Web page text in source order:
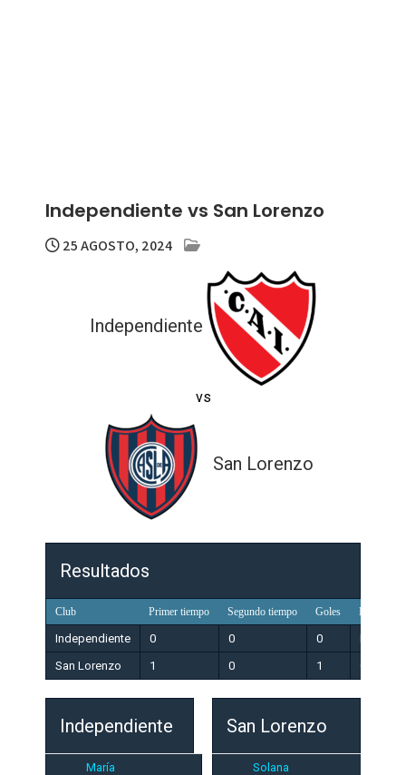
Independiente vs San Lorenzo
25 AGOSTO, 2024
Independiente
vs
San Lorenzo
Resultados
Club Primer tiempo Segundo tiempo Goles Resultado
Independiente 0 0 0
San Lorenzo
1 0 1 Ganador
Independiente
María
San Lorenzo
Solana